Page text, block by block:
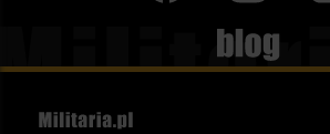
Blog